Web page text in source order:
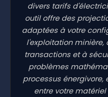
divers tarifs
outil offre des
adaptées à votre
l'exploitation
transactions et à
problèmes
processus
entre votre